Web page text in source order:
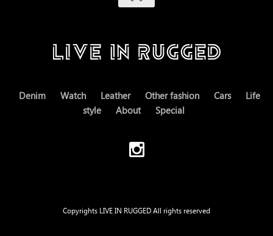
Denim Watch Leather Other fashion Cars
Life
style
About Special
Copyrights LIVE IN RUGGED All rights reserved